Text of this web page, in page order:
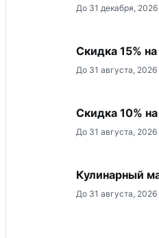
До 31 декабря, 2026
Скидка 15%
До 31 августа, 2026
Скидка 10%
До 31 августа, 2026
Кулинарный
До 31 августа, 2026